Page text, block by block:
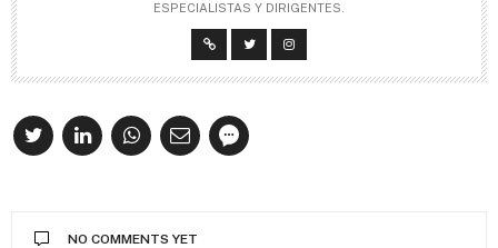
ESPECIALISTAS Y DIRIGENTES.
NO COMMENTS YET